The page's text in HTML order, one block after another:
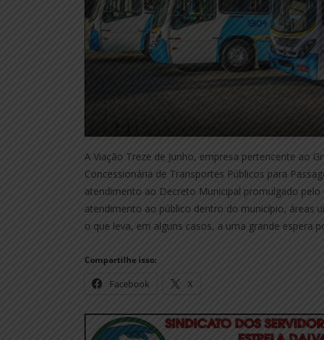
A Viação Treze de Junho, empresa pertencente ao
Concessionária de Transportes Públicos para
atendimento ao Decreto Municipal promulgado
atendimento ao público dentro do município, áreas
o que leva, em alguns casos, a uma grande espera
Compartilhe isso:
Facebook X